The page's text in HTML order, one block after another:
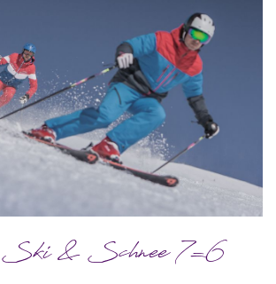
& Schnee 7=6